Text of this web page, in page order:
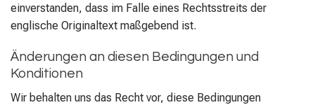
einverstanden, dass im Falle eines Rechtsstreits der
englische Originaltext maßgebend ist.
Änderungen an diesen Bedingungen und
Konditionen
Wir behalten uns das Recht vor, diese Bedingungen